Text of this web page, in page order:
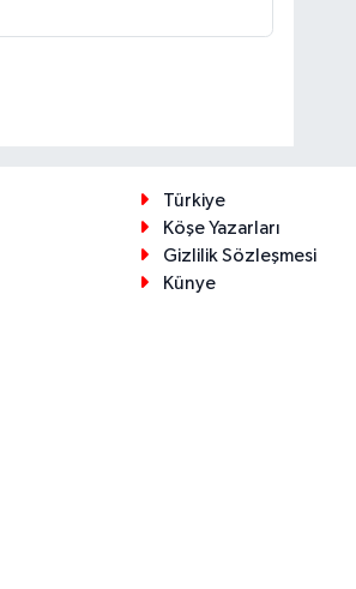
Türkiye
Köşe Yazarları
Gizlilik Sözleşmesi
Künye